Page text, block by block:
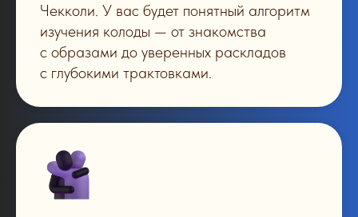
Чекколи. У вас будет понятный алгоритм
изучения колоды — от знакомства
с образами до уверенных раскладов
с глубокими трактовками.